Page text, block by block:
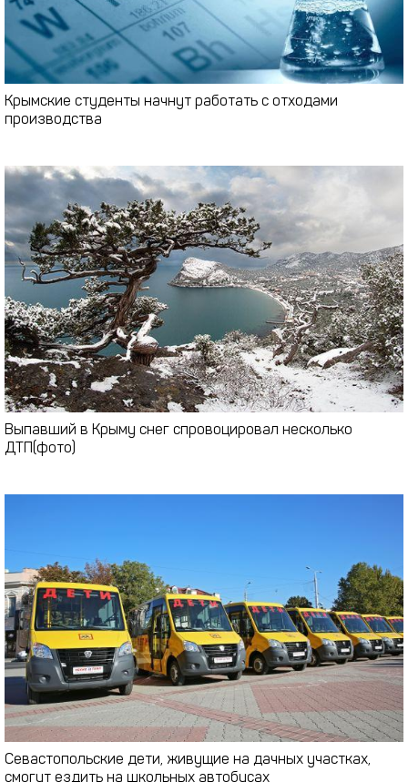
Крымские студенты начнут работать с отходами
производства
Выпавший в Крыму снег спровоцировал несколько
ДТП(фото)
Севастопольские дети, живущие на дачных участках,
смогут ездить на школьных автобусах